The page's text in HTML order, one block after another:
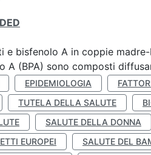
e bisfenolo A in coppie
A (BPA) sono composti
EPIDEMIOLOGIA
TUTELA DELLA SALUTE
SALUTE DELLA DONNA
EUROPEI SALUTE DEL